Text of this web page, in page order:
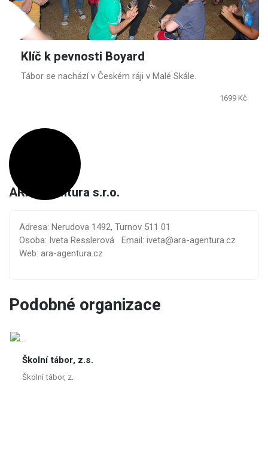
ARA-Agentura s.r.o.
Adresa: Nerudova 1492, Turnov 511 01
Osoba: Iveta Resslerová
Email: iveta@ara-agentura.cz
Web: ara-agentura.cz
Klíč k pevnosti Boyard
Tábor se nachází v Českém ráji v Malé Skále.
1699 Kč
Podobné organizace
Školní tábor, z.s.
Školní tábor, z.